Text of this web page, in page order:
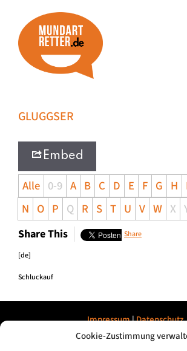
Cookie-Zustimmung
GLUGGSER
Embed
Alle 0-9 A B C D E F G H
N O P Q R S T U V W X
Share This Share
[de]
Schluckauf
Impressum|Datenschutz